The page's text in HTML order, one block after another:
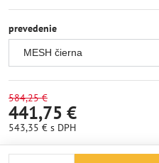
prevedenie
584,25 €
441,75 €
543,35 € s DPH